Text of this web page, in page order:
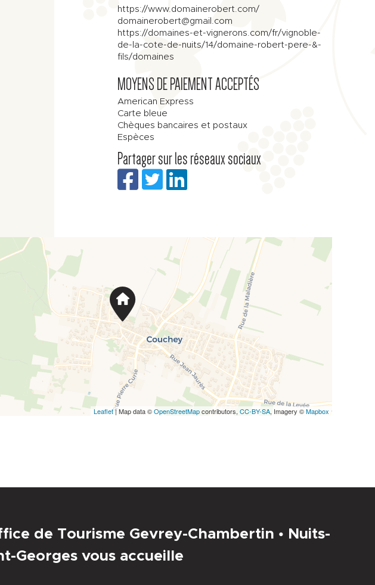
https://www.domainerobert.com/
domainerobert@gmail.com
https://domaines-et-vignerons.com/fr/vignoble-
de-la-cote-de-nuits/14/domaine-robert-pere-&-
fils/domaines
MOYENS DE PAIEMENT ACCEPTÉS
American Express
Carte bleue
Chèques bancaires et postaux
Espèces
Partager sur les réseaux sociaux
Leaflet| Map data ©OpenStreetMapcontributors, CC-BY-SA, Imagery ©Mapbox
de Tourisme Gevrey-Chambertin • Nuits-
Georges vous accueille